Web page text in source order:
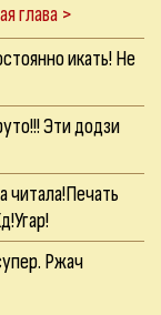
глава >
икать! Не
Эти додзи
читала!Печать
Ржач